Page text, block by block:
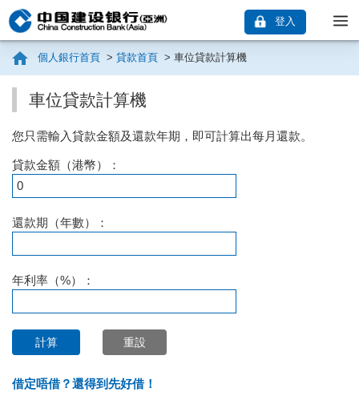
登入
個人銀行首頁 > 貸款首頁 > 車位貸款計算機
車位貸款計算機
您只需輸入貸款金額及還款年期，即可計算出每月還款。
貸款金額（港幣）：
還款期（年數）：
年利率（%）：
借定唔借？還得到先好借！